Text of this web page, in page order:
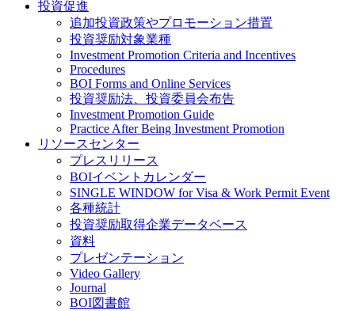
投資促進
追加投資政策やプロモーション措置
投資奨励対象業種
Investment Promotion Criteria and Incentives
Procedures
BOI Forms and Online Services
投資奨励法、投資委員会布告
Investment Promotion Guide
Practice After Being Investment Promotion
リソースセンター
プレスリリース
BOIイベントカレンダー
SINGLE WINDOW for Visa & Work Permit Event
各種統計
投資奨励取得企業データベース
資料
プレゼンテーション
Video Gallery
Journal
BOI図書館